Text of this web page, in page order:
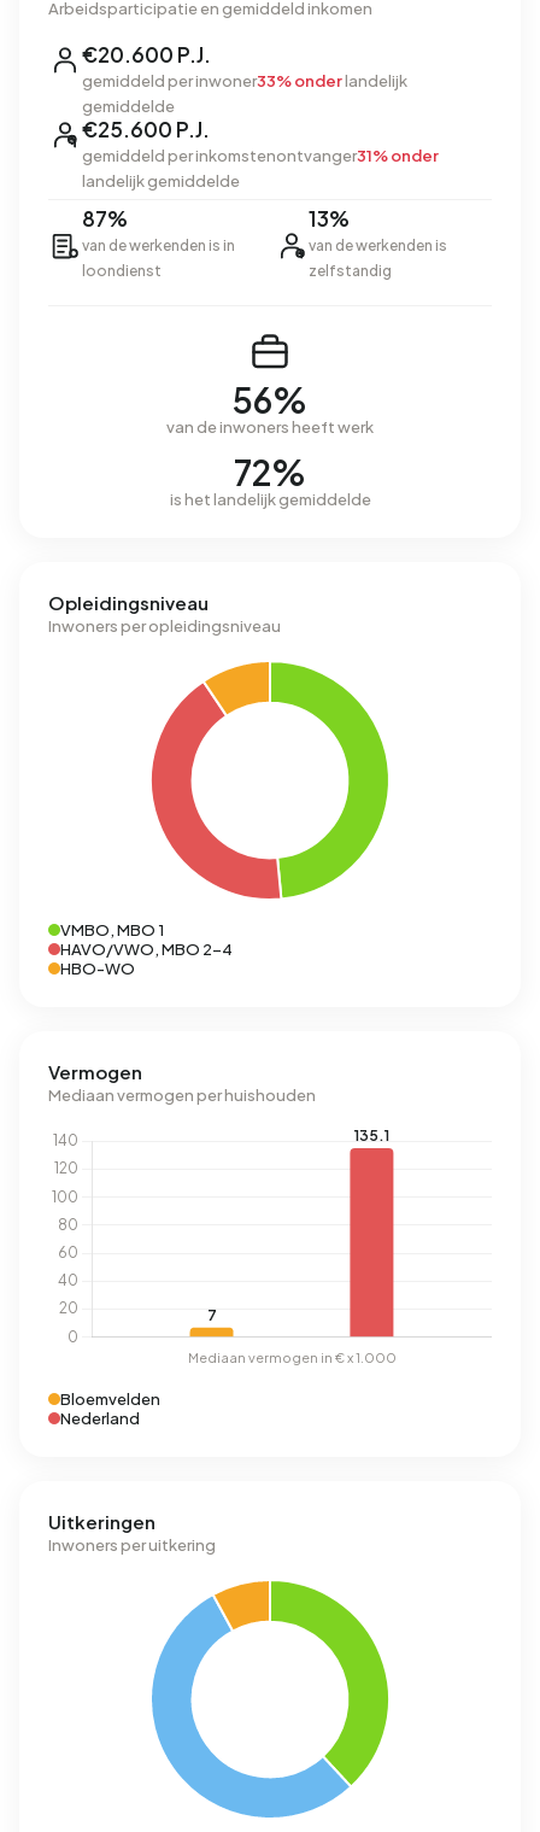
Arbeidsparticipatie en gemiddeld inkomen
€20.600 P.J.
gemiddeld per inwoner33% onderlandelijk
gemiddelde
€25.600 P.J.
gemiddeld per inkomstenontvanger31% onder
landelijk gemiddelde
87%
van de werkenden is in
loondienst
13%
van de werkenden is
zelfstandig
56%
van de inwoners heeft werk
72%
is het landelijk gemiddelde
Opleidingsniveau
Inwoners per opleidingsniveau
VMBO, MBO 1
HAVO/VWO, MBO 2-4
HBO-WO
Vermogen
Mediaan vermogen per huishouden
Bloemvelden
Nederland
Uitkeringen
Inwoners per uitkering